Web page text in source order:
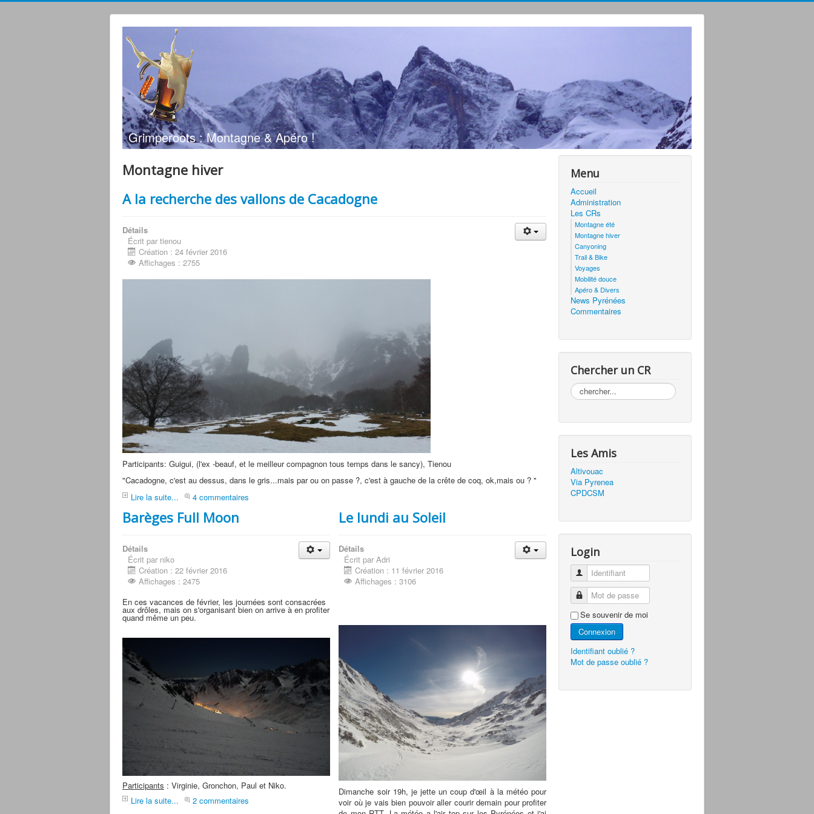
Grimperoots : Montagne & Apéro !
Montagne hiver
A la recherche des vallons de Cacadogne
Détails
Écrit par tienou
Création : 24 février 2016
Affichages : 2755
Participants: Guigui, (l'ex -beauf, et le meilleur compagnon tous temps dans le sancy), Tienou
"Cacadogne, c'est au dessus, dans le gris...mais par ou on passe ?, c'est à gauche de la crête de coq, ok,mais ou ? "
Lire la suite...
4 commentaires
Barèges Full Moon
Détails
Écrit par niko
Création : 22 février 2016
Affichages : 2475
En ces vacances de février, les journées sont consacrées
aux drôles, mais on s'organisant bien on arrive à en profiter
quand même un peu.
Participants : Virginie, Gronchon, Paul et Niko.
Lire la suite...
2 commentaires
Le lundi au Soleil
Détails
Écrit par Adri
Création : 11 février 2016
Affichages : 3106
Dimanche soir 19h, je jette un coup d'œil à la météo pour
voir où je vais bien pouvoir aller courir demain pour profiter
Menu
Accueil
Administration
Les CRs
Montagne été
Montagne hiver
Canyoning
Trail & Bike
Voyages
Mobilité douce
Apéro & Divers
News Pyrénées
Commentaires
Chercher un CR
Rechercher
Les Amis
Altivouac
Via Pyrenea
CPDCSM
Login
Identifiant
Mot de passe
Se souvenir de moi
Connexion
Identifiant oublié ?
Mot de passe oublié ?